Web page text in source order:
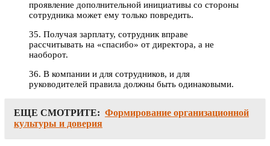
проявление дополнительной инициативы со стороны
сотрудника может ему только повредить.
35. Получая зарплату, сотрудник вправе
рассчитывать на «спасибо» от директора, а не
наоборот.
36. В компании и для сотрудников, и для
руководителей правила должны быть одинаковыми.
ЕЩЕ СМОТРИТЕ: Формирование организационной
культуры и доверия